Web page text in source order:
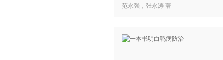
范永强，张永涛 著